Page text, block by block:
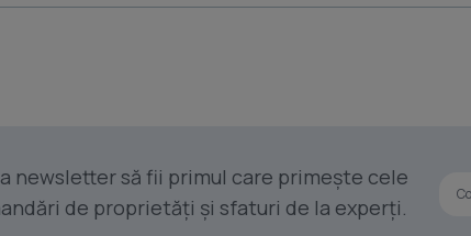
newsletter să fii primul care primește cele
de proprietăți și sfaturi de la experți.